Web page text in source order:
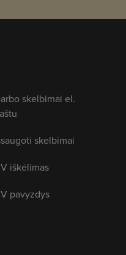
skelbimai el.
skelbimai
iškėlimas
pavyzdys